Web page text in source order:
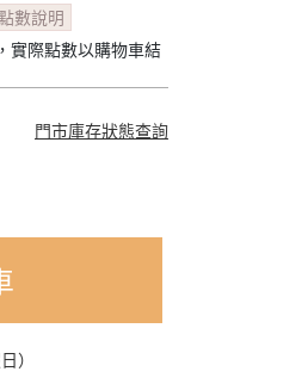
點數說明
實際點數以購物車結
門市庫存狀態查詢
）